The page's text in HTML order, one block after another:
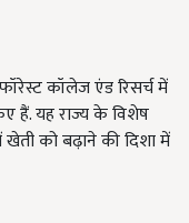
कॉलेज एंड रिसर्च में
हैं. यह राज्य के विशेष
को बढ़ाने की दिशा में